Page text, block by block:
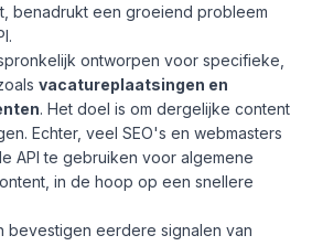
benadrukt een groeiend probleem
ontworpen voor specifieke,
vacatureplaatsingen en
. Het doel is om dergelijke content
Echter, veel SEO's en webmasters
API te gebruiken voor algemene
in de hoop op een snellere
bevestigen eerdere signalen van